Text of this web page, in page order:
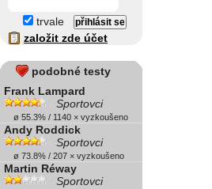
trvale
založit zde účet
podobné testy
Frank Lampard
Sportovci
ø 55.3% / 1140 × vyzkoušeno
Andy Roddick
Sportovci
ø 73.8% / 207 × vyzkoušeno
Martin Réway
Sportovci